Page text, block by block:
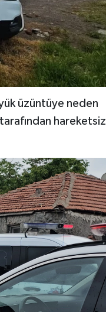
üzüntüye neden
hareketsiz